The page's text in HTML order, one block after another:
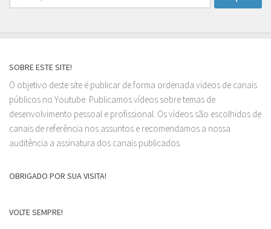
por:
SOBRE ESTE SITE!
O objetivo deste site é publicar de forma ordenada vídeos de canais
públicos no Youtube. Publicamos vídeos sobre temas de
desenvolvimento pessoal e profissional. Os vídeos são escolhidos de
canais de referência nos assuntos e recomendamos a nossa
auditência a assinatura dos canais publicados.
OBRIGADO POR SUA VISITA!
VOLTE SEMPRE!